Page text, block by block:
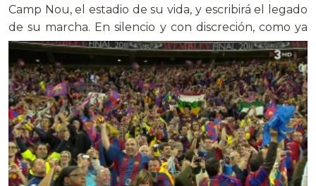
Camp Nou, el estadio de su vida, y escribirá el legado
de su marcha. En silencio y con discreción, como ya